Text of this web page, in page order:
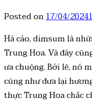
Posted on17/04/2024
Há cảo, dimsum là
Trung Hoa. Và đây
ưa chuộng. Bởi lẽ, nó
cũng như đưa lại
thực Trung Hoa chắc